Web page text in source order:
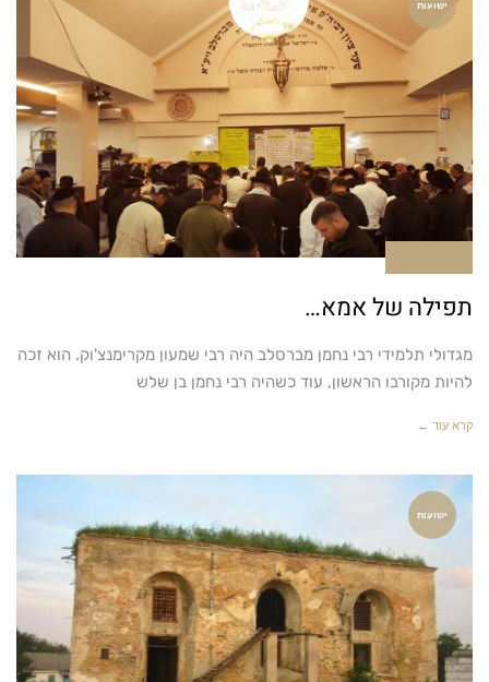
ישועות
תפילה של אמא…
מגדולי תלמידי רבי נחמן מברסלב היה רבי שמעון מקרימנצ'וק. הוא זכה
להיות מקורבו הראשון, עוד כשהיה רבי נחמן בן שלש
קרא עוד ←
ישועות